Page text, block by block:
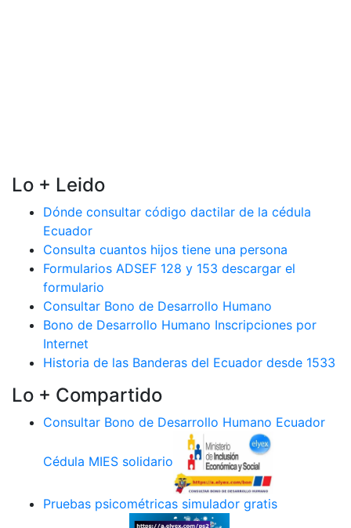
Lo + Leido
Dónde consultar código dactilar de la cédula
Ecuador
Consulta cuantos hijos tiene una persona
Formularios ADSEF 128 y 153 descargar el
formulario
Consultar Bono de Desarrollo Humano
Bono de Desarrollo Humano Inscripciones por
Internet
Historia de las Banderas del Ecuador desde 1533
Lo + Compartido
Consultar Bono de Desarrollo Humano Ecuador
Cédula MIES solidario
Pruebas psicométricas simulador gratis